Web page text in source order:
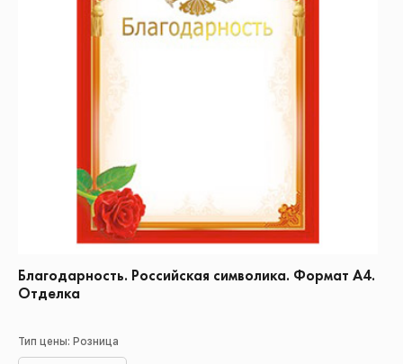
Благодарность. Российская символика. Формат А4.
Отделка
Тип цены: Розница